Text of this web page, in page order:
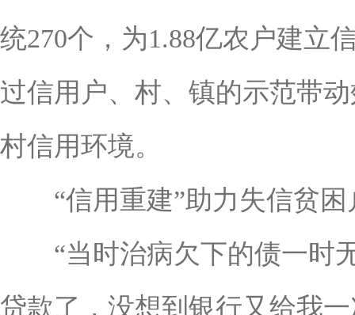
统270个，为1.88亿农户建立
过信用户、村、镇的示范带
村信用环境。
“信用重建”助力失信贫困
“当时治病欠下的债一时无
贷款了，没想到银行又给我